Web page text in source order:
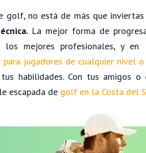
golf, no está de más que
La mejor forma de
los mejores profesionales, y
para jugadores de cualquier nivel
habilidades. Con tus amigos
escapada de golf en la Costa del